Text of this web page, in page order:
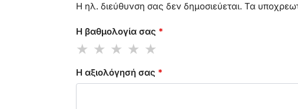
Η ηλ. διεύθυνση σας δεν δημοσιεύεται. Τα
Η βαθμολογία σας *
Η αξιολόγησή σας *